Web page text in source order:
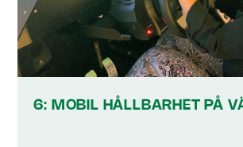
6: MOBIL HÅLLBARHET PÅ